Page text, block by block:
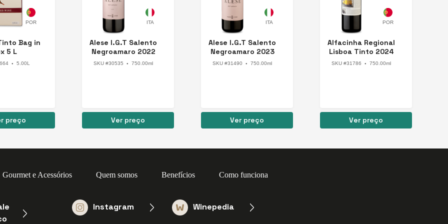
Bag in
5 L
● 5.00L
preço
Alese I.G.T Salento
Negroamaro 2022
SKU #30535 ● 750.00ml
Ver preço
Itália
Alese I.G.T Salento
Negroamaro 2023
SKU #31490 ● 750.00ml
Ver preço
Portugal
Alfacinha Regional
Lisboa Tinto 2024
SKU #31786 ● 750.00ml
Ver preço
Gourmet e Acessórios Quem somos Benefícios Como funciona
Instagram Winepedia